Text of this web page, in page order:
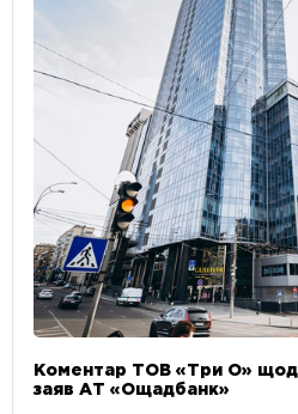
Коментар ТОВ «Три О»
заяв АТ «Ощадбанк»